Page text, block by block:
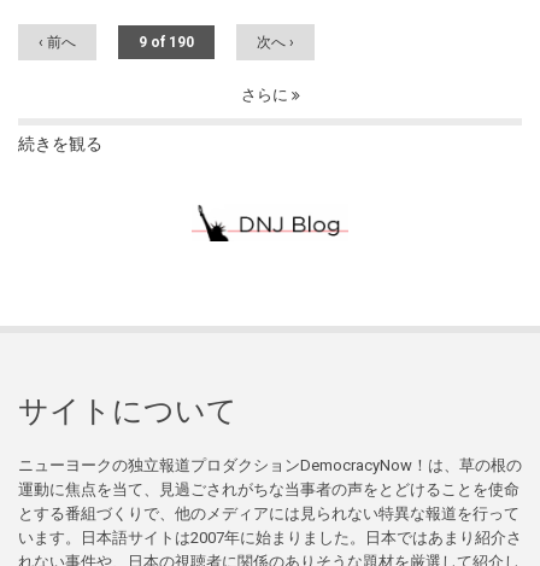
‹ 前へ 9 of 190 次へ ›
さらに
続きを観る
サイトについて
ニューヨークの独立報道プロダクションDemocracyNow！は、草の根の
運動に焦点を当て、見過ごされがちな当事者の声をとどけることを使命
とする番組づくりで、他のメディアには見られない特異な報道を行って
います。日本語サイトは2007年に始まりました。日本ではあまり紹介さ
れない事件や、日本の視聴者に関係のありそうな題材を厳選して紹介し